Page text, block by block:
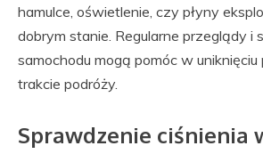
hamulce, oświetlenie, czy płyny
dobrym stanie. Regularne przeglądy i
samochodu mogą pomóc w
trakcie podróży.
Sprawdzenie ciśnienia